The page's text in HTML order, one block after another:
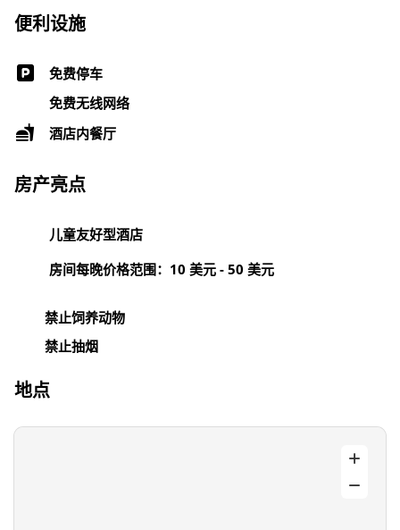
便利设施
免费停车
免费无线网络
酒店内餐厅
房产亮点
儿童友好型酒店
房间每晚价格范围：10 美元 - 50 美元
禁止饲养动物
禁止抽烟
地点